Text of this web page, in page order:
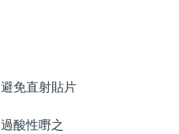
免直射貼片
酸性嘢之